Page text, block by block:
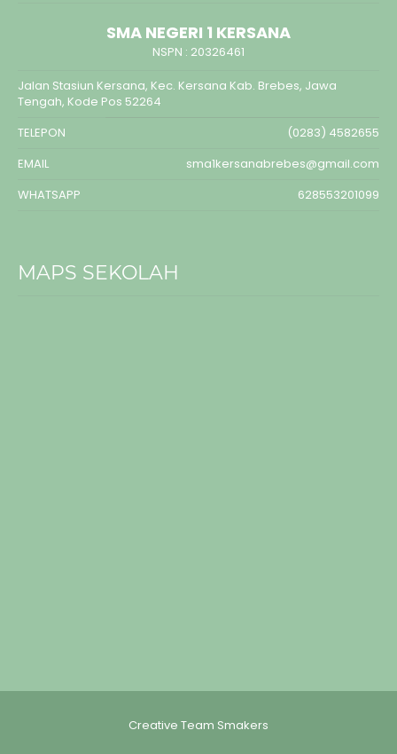
SMA NEGERI 1 KERSANA
NSPN : 20326461
Jalan Stasiun Kersana, Kec. Kersana Kab. Brebes, Jawa
Tengah, Kode Pos 52264
TELEPON
(0283) 4582655
EMAIL
sma1kersanabrebes@gmail.com
WHATSAPP
628553201099
MAPS SEKOLAH
Creative Team Smakers